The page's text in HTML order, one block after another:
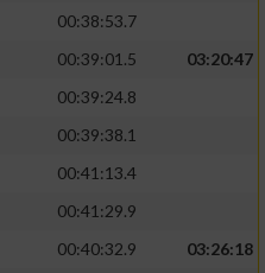
00:38:53.7
00:39:01.5
03:20:47
00:39:24.8
00:39:38.1
00:41:13.4
00:41:29.9
00:40:32.9
03:26:18